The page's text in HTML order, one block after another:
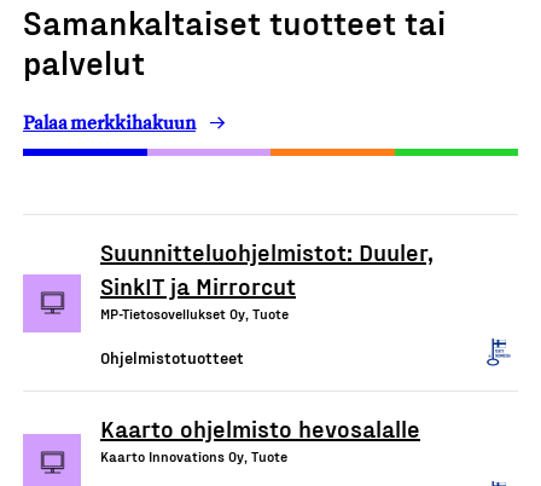
Samankaltaiset tuotteet tai
palvelut
Palaa merkkihakuun
Suunnitteluohjelmistot: Duuler,
SinkIT ja Mirrorcut
MP-Tietosovellukset Oy, Tuote
Ohjelmistotuotteet
Kaarto ohjelmisto hevosalalle
Kaarto Innovations Oy, Tuote